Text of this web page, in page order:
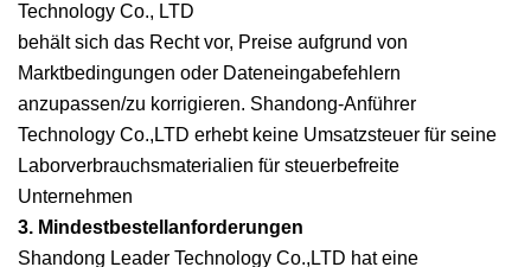
Technology Co., LTD
behält sich das Recht vor, Preise aufgrund von
Marktbedingungen oder Dateneingabefehlern
anzupassen/zu korrigieren. Shandong-Anführer
Technology Co.,LTD erhebt keine Umsatzsteuer für seine
Laborverbrauchsmaterialien für steuerbefreite
Unternehmen
3. Mindestbestellanforderungen
Shandong Leader Technology Co.,LTD hat eine